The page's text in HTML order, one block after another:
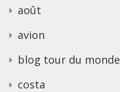
août
avion
blog tour du monde
costa